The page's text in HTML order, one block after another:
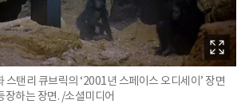
스탠리 큐브릭의 ‘2001년 스페이스 오디세이’ 장면
하는 장면. /소셜미디어